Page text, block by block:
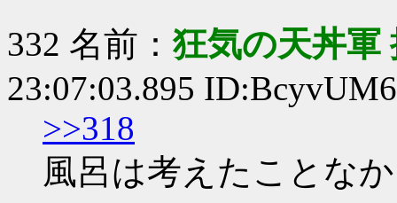
332 名前：狂気の天丼軍
23:07:03.895
>>318
風呂は考えたことな